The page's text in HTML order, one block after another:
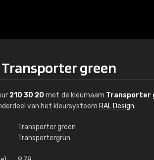
Transporter green
210 30 20 met de kleurnaam Transporter
van het kleursysteem RAL Design.
Transporter green
Transportergrün